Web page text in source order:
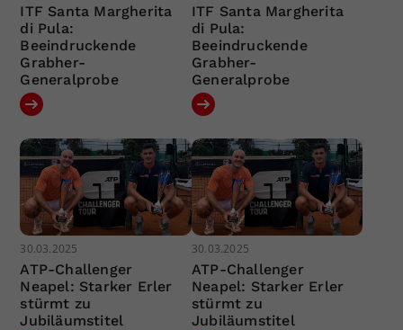
ITF Santa Margherita
di Pula:
Beeindruckende
Grabher-
Generalprobe
ITF Santa Margherita
di Pula:
Beeindruckende
Grabher-
Generalprobe
30.03.2025
ATP-Challenger
Neapel: Starker Erler
stürmt zu
Jubiläumstitel
30.03.2025
ATP-Challenger
Neapel: Starker Erler
stürmt zu
Jubiläumstitel